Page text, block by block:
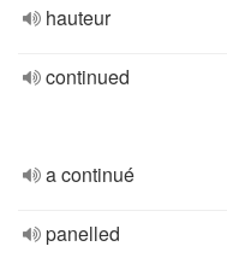
hauteur
continued
a continué
panelled